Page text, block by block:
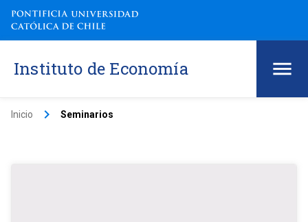
Instituto de Economía
Inicio keyboard_arrow_right Seminarios